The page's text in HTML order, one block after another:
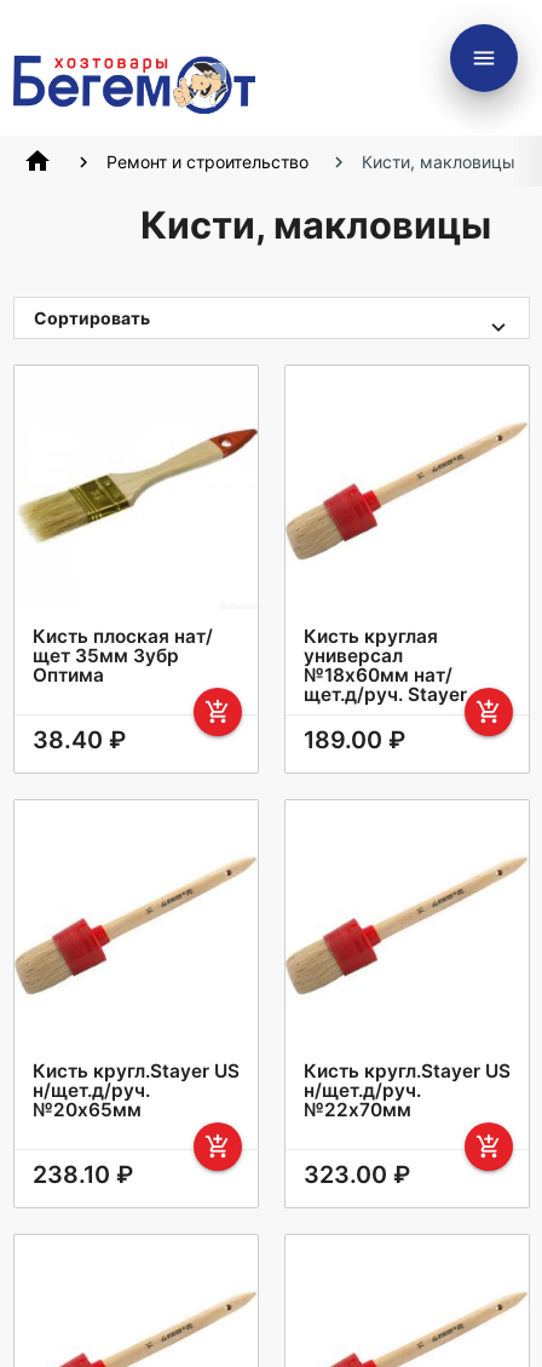
menu
home Ремонт и строительство Кисти, макловицы
Кисти, макловицы
Сортировать
Кисть плоская нат/
щет 35мм Зубр
Оптима
add_shopping_cart
38.40 ₽
Кисть круглая
универсал
№18х60мм нат/
щет.д/руч. Stayer
add_shopping_cart
189.00 ₽
Кисть кругл.Stayer US
н/щет.д/руч.
№20х65мм
add_shopping_cart
238.10 ₽
Кисть кругл.Stayer US
н/щет.д/руч.
№22х70мм
add_shopping_cart
323.00 ₽